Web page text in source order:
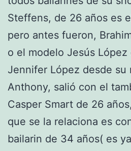
Steffens, de 26 años es
pero antes fueron,
o el modelo Jesús López
Jennifer López desde su
Anthony, salió con el
Casper Smart de 26
que se la relaciona es
bailarin de 34 años( es